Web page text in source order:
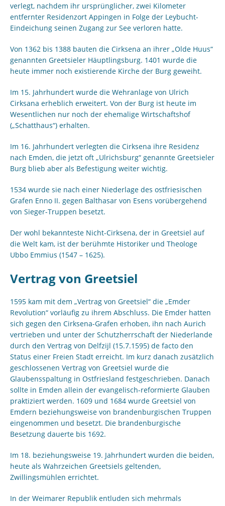
verlegt, nachdem ihr ursprünglicher, zwei Kilometer
entfernter Residenzort Appingen in Folge der Leybucht-
Eindeichung seinen Zugang zur See verloren hatte.
Von 1362 bis 1388 bauten die Cirksena an ihrer „Olde Huus“
genannten Greetsieler Häuptlingsburg. 1401 wurde die
heute immer noch existierende Kirche der Burg geweiht.
Im 15. Jahrhundert wurde die Wehranlage von Ulrich
Cirksana erheblich erweitert. Von der Burg ist heute im
Wesentlichen nur noch der ehemalige Wirtschaftshof
(„Schatthaus“) erhalten.
Im 16. Jahrhundert verlegten die Cirksena ihre Residenz
nach Emden, die jetzt oft „Ulrichsburg“ genannte Greetsieler
Burg blieb aber als Befestigung weiter wichtig.
1534 wurde sie nach einer Niederlage des ostfriesischen
Grafen Enno II. gegen Balthasar von Esens vorübergehend
von Sieger-Truppen besetzt.
Der wohl bekannteste Nicht-Cirksena, der in Greetsiel auf
die Welt kam, ist der berühmte Historiker und Theologe
Ubbo Emmius (1547 – 1625).
Vertrag von Greetsiel
1595 kam mit dem „Vertrag von Greetsiel“ die „Emder
Revolution“ vorläufig zu ihrem Abschluss. Die Emder hatten
sich gegen den Cirksena-Grafen erhoben, ihn nach Aurich
vertrieben und unter der Schutzherrschaft der Niederlande
durch den Vertrag von Delfzijl (15.7.1595) de facto den
Status einer Freien Stadt erreicht. Im kurz danach zusätzlich
geschlossenen Vertrag von Greetsiel wurde die
Glaubensspaltung in Ostfriesland festgeschrieben. Danach
sollte in Emden allein der evangelisch-reformierte Glauben
praktiziert werden. 1609 und 1684 wurde Greetsiel von
Emdern beziehungsweise von brandenburgischen Truppen
eingenommen und besetzt. Die brandenburgische
Besetzung dauerte bis 1692.
Im 18. beziehungsweise 19. Jahrhundert wurden die beiden,
heute als Wahrzeichen Greetsiels geltenden,
Zwillingsmühlen errichtet.
In der Weimarer Republik entluden sich mehrmals